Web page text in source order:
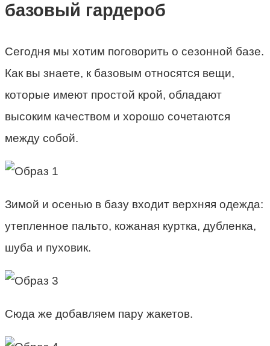
базовый гардероб
Сегодня мы хотим поговорить о сезонной базе.
Как вы знаете, к базовым относятся вещи,
которые имеют простой крой, обладают
высоким качеством и хорошо сочетаются
между собой.
Зимой и осенью в базу входит верхняя одежда:
утепленное пальто, кожаная куртка, дубленка,
шуба и пуховик.
Сюда же добавляем пару жакетов.